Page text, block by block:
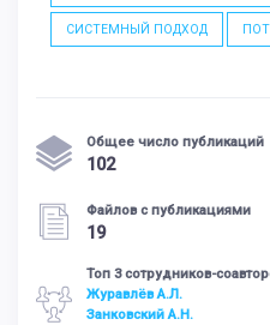
СИСТЕМНЫЙ ПОДХОД
Общее число публикаций
102
Файлов с публикациями
19
Топ 3 сотрудников-
Журавлёв А.Л.
Занковский А.Н.